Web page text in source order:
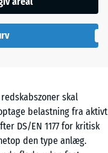
skal
belastning fra aktivt
DS/EN 1177 for kritisk
den type anlæg.